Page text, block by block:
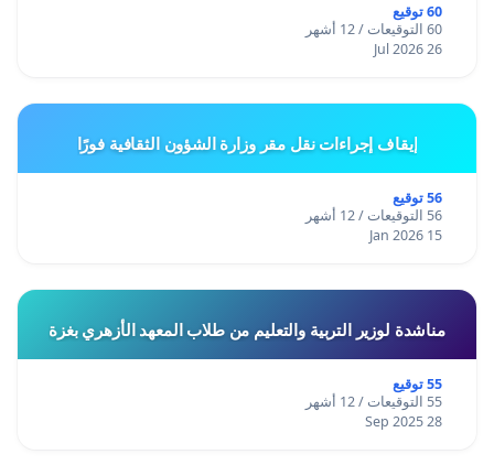
60 توقيع
60 التوقيعات / 12 أشهر
26 Jul 2026
إيقاف إجراءات نقل مقر وزارة الشؤون الثقافية فورًا
56 توقيع
56 التوقيعات / 12 أشهر
15 Jan 2026
مناشدة لوزير التربية والتعليم من طلاب المعهد الأزهري بغزة
55 توقيع
55 التوقيعات / 12 أشهر
28 Sep 2025